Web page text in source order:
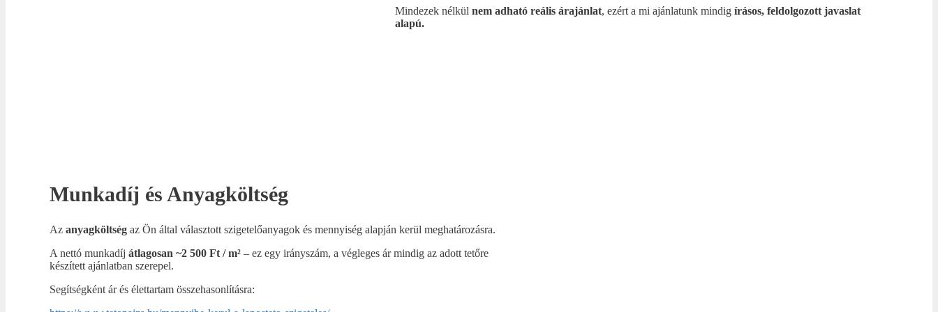
Mindezek nélkülnem adható reális árajánlat, ezért a mi ajánlatunk mindigírásos, feldolgozott javaslat
alapú.
Munkadíj és Anyagköltség
Az anyagköltségaz Ön által választott szigetelőanyagok és mennyiség alapján kerül meghatározásra.
A nettó munkadíj átlagosan ~2 500 Ft / m²– ez egy irányszám, a végleges ár mindig az adott tetőre
készített ajánlatban szerepel.
Segítségként ár és élettartam összehasonlításra: